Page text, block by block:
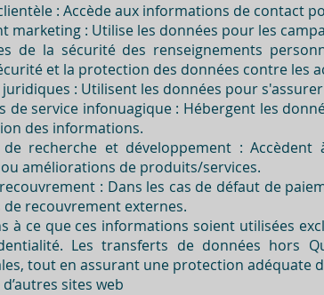
: Accède aux informations de contact
marketing : Utilise les données pour les
de la sécurité des renseignements
et la protection des données contre les
: Utilisent les données pour
de service infonuagique : Hébergent les
des informations.
de recherche et développement :
améliorations de produits/services.
: Dans les cas de défaut de
de recouvrement externes.
à ce que ces informations soient utilisées
Les transferts de données hors
tout en assurant une protection adéquate
sites web